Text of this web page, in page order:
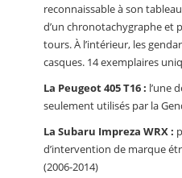
reconnaissable à son
d’un chronotachygraphe et
tours. À l’intérieur, les
casques. 14 exemplaires
La Peugeot 405 T16 : l’une
seulement utilisés par la
La Subaru Impreza WRX :
d’intervention de marque
(2006-2014)